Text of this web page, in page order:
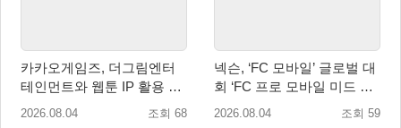
카카오게임즈, 더그림엔터
테인먼트와 웹툰 IP 활용 게
임 개발 및 서비스 업무협약
2026.08.04 조회 68
넥슨, ‘FC 모바일’ 글로벌 대
회 ‘FC 프로 모바일 미드 시
즌 플레이오프’ 한국 대표 출
2026.08.04 조회 59